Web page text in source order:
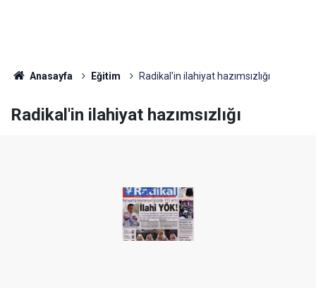
Anasayfa Eğitim Radikal'in ilahiyat hazımsızlığı
Radikal'in ilahiyat hazımsızlığı